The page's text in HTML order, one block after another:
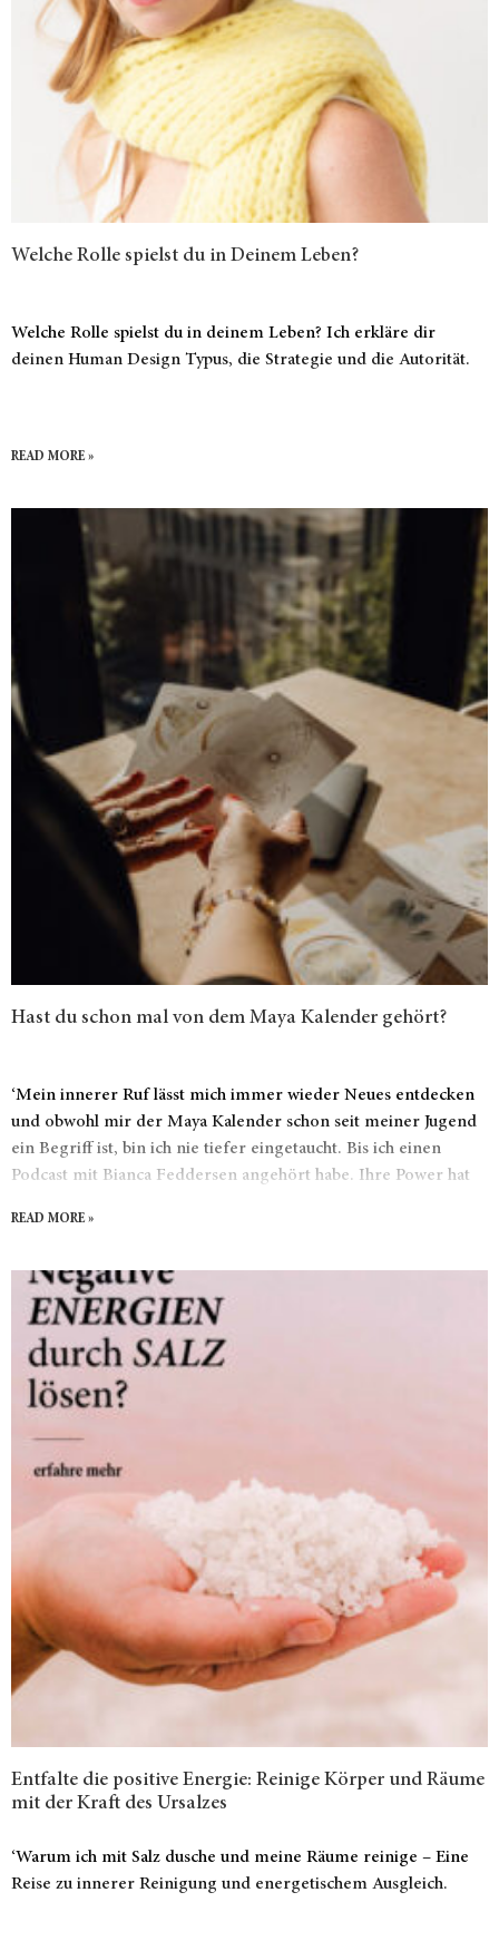
Welche Rolle spielst du in Deinem Leben?
Welche Rolle spielst du in deinem Leben? Ich erkläre dir
deinen Human Design Typus, die Strategie und die Autorität.
READ MORE »
Hast du schon mal von dem Maya Kalender gehört?
‘Mein innerer Ruf lässt mich immer wieder Neues entdecken
und obwohl mir der Maya Kalender schon seit meiner Jugend
ein Begriff ist, bin ich nie tiefer eingetaucht. Bis ich einen
Podcast mit Bianca Feddersen angehört habe. Ihre Power hat
READ MORE »
Entfalte die positive Energie: Reinige Körper und Räume
mit der Kraft des Ursalzes
‘Warum ich mit Salz dusche und meine Räume reinige – Eine
Reise zu innerer Reinigung und energetischem Ausgleich.